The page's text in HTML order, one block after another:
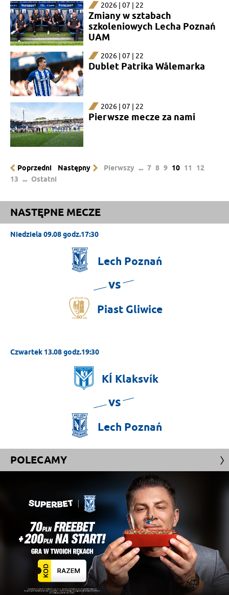
2026 | 07 | 22
Zmiany w sztabach
szkoleniowych Lecha Poznań
UAM
2026 | 07 | 22
Dublet Patrika Wålemarka
2026 | 07 | 22
Pierwsze mecze za nami
Poprzedni Następny Pierwszy ... 7 8 9 10 11
12
13 ... Ostatni
NASTĘPNE MECZE
Niedziela 09.08 godz.17:30
Lech Poznań
vs
Piast Gliwice
Czwartek 13.08 godz.19:30
KÍ Klaksvík
vs
Lech Poznań
POLECAMY